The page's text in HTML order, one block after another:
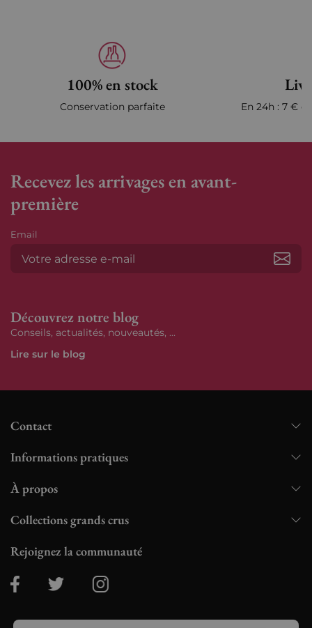
100% en stock
Conservation parfaite En 24h : 7 €
Recevez les arrivages en avant-
première
Email
Découvrez notre blog
Conseils, actualités, nouveautés, ...
Lire sur le blog
Contact
Informations pratiques
À propos
Collections grands crus
Rejoignez la communauté